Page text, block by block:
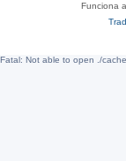
Funciona
Fatal: Not able to open ./